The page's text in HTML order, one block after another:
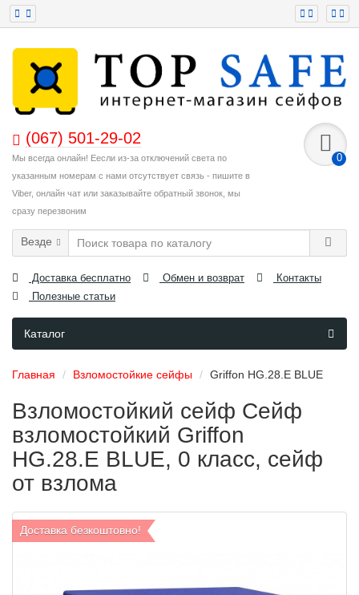
(067) 501-29-02
Мы всегда онлайн! Еесли из-за отключений света по
указанным номерам с нами отсутствует связь - пишите в
Viber, онлайн чат или заказывайте обратный звонок, мы
сразу перезвоним
0
Везде
Доставка бесплатно Обмен и возврат
Контакты
Полезные статьи
Каталог
Главная Взломостойкие сейфы Griffon HG.28.E BLUE
Взломостойкий сейф Сейф
взломостойкий Griffon
HG.28.E BLUE, 0 класс, сейф
от взлома
Доставка безкоштовно!